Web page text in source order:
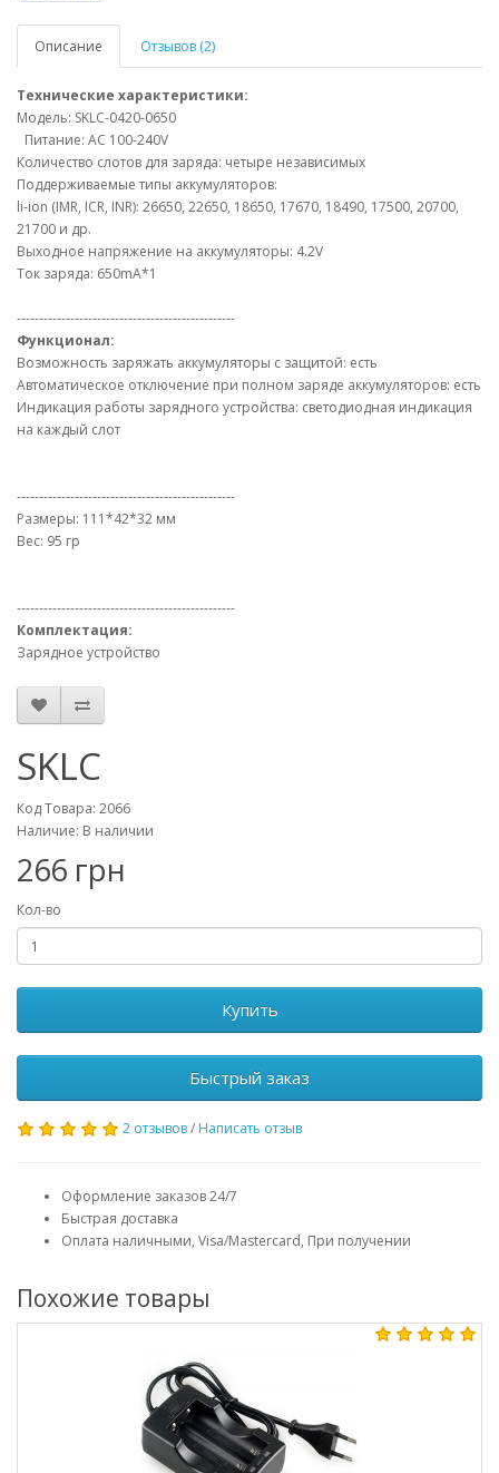
Описание Отзывов (2)
Технические характеристики:
Модель: SKLC-0420-0650
Питание: AC 100-240V
Количество слотов для заряда: четыре независимых
Поддерживаемые типы аккумуляторов:
li-ion (IMR, ICR, INR): 26650, 22650, 18650, 17670, 18490, 17500, 20700,
21700 и др.
Выходное напряжение на аккумуляторы: 4.2V
Ток заряда: 650mA*1
-------------------------------------------------
Функционал:
Возможность заряжать аккумуляторы с защитой: есть
Автоматическое отключение при полном заряде аккумуляторов: есть
Индикация работы зарядного устройства: светодиодная индикация
на каждый слот
-------------------------------------------------
Размеры: 111*42*32 мм
Вес: 95 гр
-------------------------------------------------
Комплектация:
Зарядное устройство
SKLC
Код Товара: 2066
Наличие: В наличии
266 грн
Кол-во
Купить
Быстрый заказ
2 отзывов/ Написать отзыв
Оформление заказов 24/7
Быстрая доставка
Оплата наличными, Visa/Mastercard, При получении
Похожие товары